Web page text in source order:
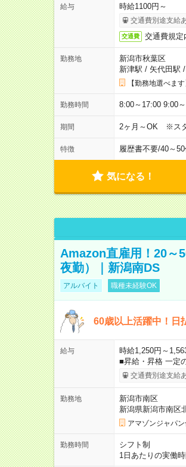
給与 時給1100円～
交通費別途支給
交通費 交通費規定
勤務地
新潟市秋葉区
新津駅 / 矢代田駅 /
【勤務地選べま
勤務時間 8:00～17:00 9:00
期間 2ヶ月～OK ※スタ
特徴 履歴書不要/40～
気になる！
Amazon直雇用！20～
夜勤）｜新潟南DS
アルバイト 職種未経験OK
60歳以上活躍中！日
給与
時給1,250円～
■昇給・昇格 一定
交通費別途支給
勤務地
新潟市南区
新潟県新潟市南
アマゾンジャパ
勤務時間
シフト制
1日あたりの実働